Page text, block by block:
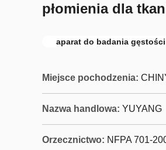
płomienia dla
aparat do badania
Miejsce pochodzenia:
Nazwa handlowa: YUYANG
Orzecznictwo: NFPA 701-